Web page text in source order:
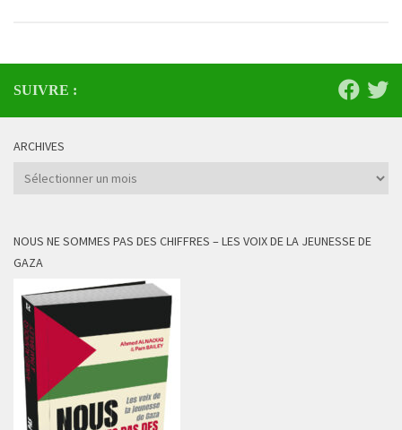
SUIVRE :
ARCHIVES
Archives
NOUS NE SOMMES PAS DES CHIFFRES – LES VOIX DE LA JEUNESSE DE
GAZA